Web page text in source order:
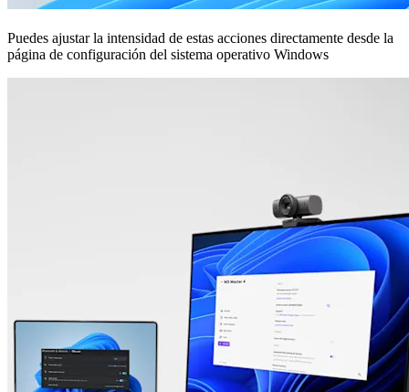
Puedes ajustar la intensidad de estas acciones directamente desde la
página de configuración del sistema operativo Windows